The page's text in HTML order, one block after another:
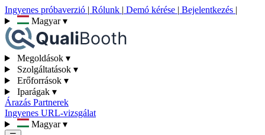
Ingyenes próbaverzió | Rólunk | Demó kérése | Bejelentkezés |
Magyar▾
Megoldások ▾
Szolgáltatások ▾
Erőforrások ▾
Iparágak ▾
Árazás Partnerek
Ingyenes URL-vizsgálat
Magyar▾